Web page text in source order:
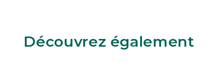
Découvrez également